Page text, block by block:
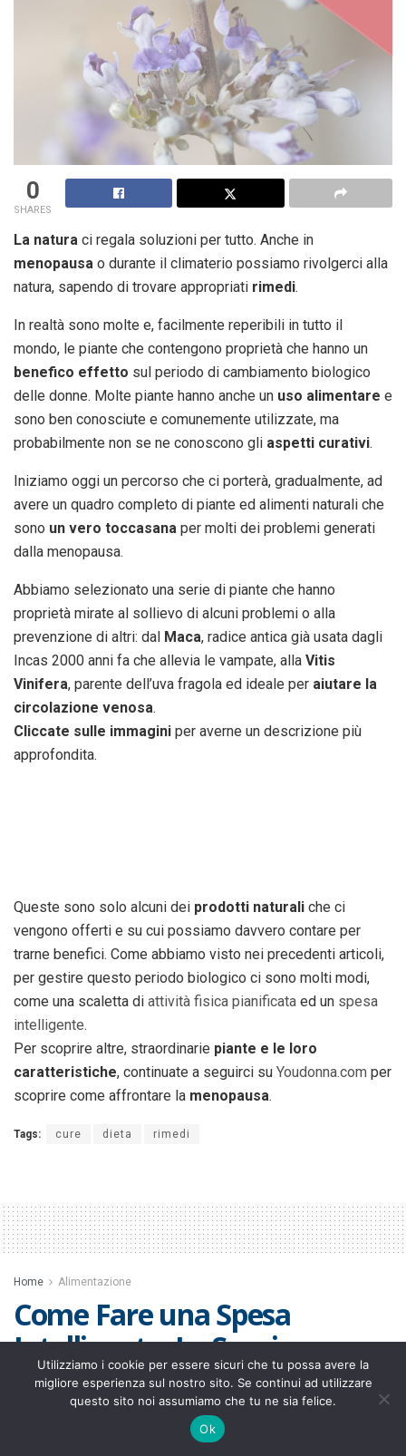
0
SHARES
La natura ci regala soluzioni per tutto. Anche in
menopausa o durante il climaterio possiamo rivolgerci alla
natura, sapendo di trovare appropriati rimedi.
In realtà sono molte e, facilmente reperibili in tutto il
mondo, le piante che contengono proprietà che hanno un
benefico effetto sul periodo di cambiamento biologico
delle donne. Molte piante hanno anche un uso alimentare e
sono ben conosciute e comunemente utilizzate, ma
probabilmente non se ne conoscono gli aspetti curativi.
Iniziamo oggi un percorso che ci porterà, gradualmente, ad
avere un quadro completo di piante ed alimenti naturali che
sono un vero toccasana per molti dei problemi generati
dalla menopausa.
Abbiamo selezionato una serie di piante che hanno
proprietà mirate al sollievo di alcuni problemi o alla
prevenzione di altri: dal Maca, radice antica già usata dagli
Incas 2000 anni fa che allevia le vampate, alla Vitis
Vinifera, parente dell’uva fragola ed ideale per aiutare la
circolazione venosa.
Cliccate sulle immagini per averne un descrizione più
approfondita.
Queste sono solo alcuni dei prodotti naturali che ci
vengono offerti e su cui possiamo davvero contare per
trarne benefici. Come abbiamo visto nei precedenti articoli,
per gestire questo periodo biologico ci sono molti modi,
come una scaletta di attività fisica pianificata ed un spesa
intelligente.
Per scoprire altre, straordinarie piante e le loro
caratteristiche, continuate a seguirci su Youdonna.com per
scoprire come affrontare la menopausa.
Tags: cure dieta rimedi
Home Alimentazione
Come Fare una Spesa
Intelligente: Le Spezie
admin6394 1 Giugno 2018
Utilizziamo i cookie per essere sicuri che tu possa avere la
migliore esperienza sul nostro sito. Se continui ad utilizzare
questo sito noi assumiamo che tu ne sia felice.
Ok